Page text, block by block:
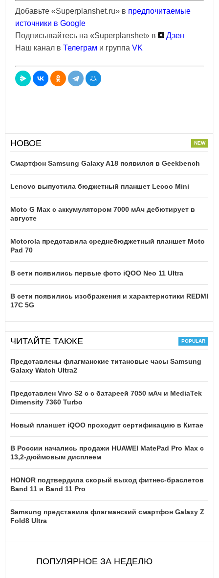
Добавьте «Superplanshet.ru» в предпочитаемые
источники в Google
Подписывайтесь на «Superplanshet» в
Дзен
Наш канал в Телеграм и группа VK
НОВОЕ
Смартфон Samsung Galaxy A18 появился в Geekbench
Lenovo выпустила бюджетный планшет Lecoo Mini
Moto G Max с аккумулятором 7000 мАч дебютирует в
августе
Motorola представила среднебюджетный планшет Moto
Pad 70
В сети появились первые фото iQOO Neo 11 Ultra
В сети появились изображения и характеристики REDMI
17C 5G
ЧИТАЙТЕ ТАКЖЕ
Представлены флагманские титановые часы Samsung
Galaxy Watch Ultra2
Представлен Vivo S2 с с батареей 7050 мАч и MediaTek
Dimensity 7360 Turbo
Новый планшет iQOO проходит сертификацию в Китае
В России начались продажи HUAWEI MatePad Pro Max с
13,2-дюймовым дисплеем
HONOR подтвердила скорый выход фитнес-браслетов
Band 11 и Band 11 Pro
Samsung представила флагманский смартфон Galaxy Z
Fold8 Ultra
ПОПУЛЯРНОЕ ЗА НЕДЕЛЮ